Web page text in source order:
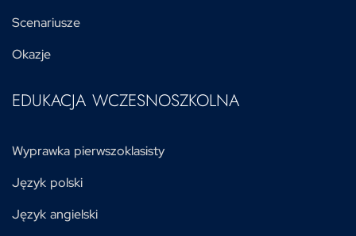
Scenariusze
Okazje
EDUKACJA WCZESNOSZKOLNA
Wyprawka pierwszoklasisty
Język polski
Język angielski